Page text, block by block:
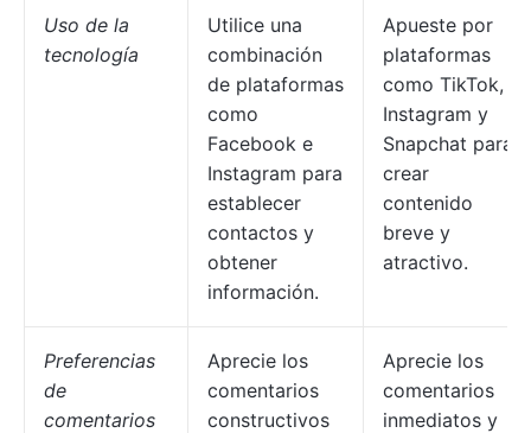
Uso de la
tecnología
Utilice una
combinación
de plataformas
como
Facebook e
Instagram para
establecer
contactos y
obtener
información.
Apueste por
plataformas
como TikTok,
Instagram y
Snapchat para
crear
contenido
breve y
atractivo.
Preferencias
de
comentarios
Aprecie los
comentarios
constructivos
Aprecie los
comentarios
inmediatos y